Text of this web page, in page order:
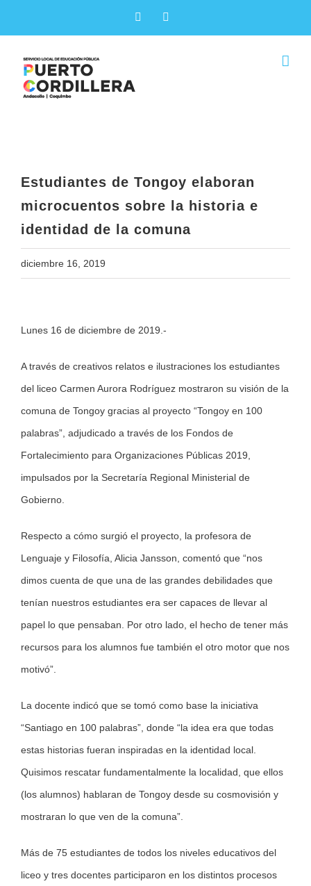
Facebook
Estudiantes de Tongoy elaboran
microcuentos sobre la historia e
identidad de la comuna
diciembre 16, 2019
Larger
Lunes 16 de diciembre de 2019.-
A través de creativos relatos e ilustraciones los estudiantes
del liceo Carmen Aurora Rodríguez mostraron su visión de la
comuna de Tongoy gracias al proyecto “Tongoy en 100
palabras”, adjudicado a través de los Fondos de
Fortalecimiento para Organizaciones Públicas 2019,
impulsados por la Secretaría Regional Ministerial de
Gobierno.
Respecto a cómo surgió el proyecto, la profesora de
Lenguaje y Filosofía, Alicia Jansson, comentó que “nos
dimos cuenta de que una de las grandes debilidades que
tenían nuestros estudiantes era ser capaces de llevar al
papel lo que pensaban. Por otro lado, el hecho de tener más
recursos para los alumnos fue también el otro motor que nos
motivó”.
La docente indicó que se tomó como base la iniciativa
“Santiago en 100 palabras”, donde “la idea era que todas
estas historias fueran inspiradas en la identidad local.
Quisimos rescatar fundamentalmente la localidad, que ellos
(los alumnos) hablaran de Tongoy desde su cosmovisión y
mostraran lo que ven de la comuna”.
Más de 75 estudiantes de todos los niveles educativos del
liceo y tres docentes participaron en los distintos procesos